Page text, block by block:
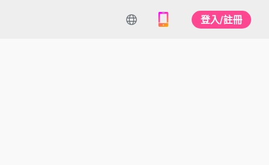
登入/註冊